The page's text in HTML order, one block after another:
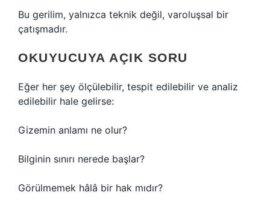
Bu gerilim, yalnızca teknik değil, varoluşsal bir
çatışmadır.
OKUYUCUYA AÇIK SORU
Eğer her şey ölçülebilir, tespit edilebilir ve analiz
edilebilir hale gelirse:
Gizemin anlamı ne olur?
Bilginin sınırı nerede başlar?
Görülmemek hâlâ bir hak mıdır?